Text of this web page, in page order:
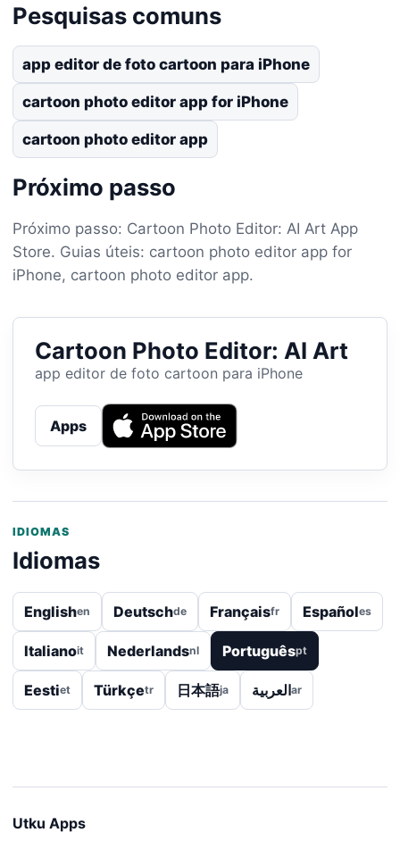
Pesquisas comuns
app editor de foto cartoon para iPhone
cartoon photo editor app for iPhone
cartoon photo editor app
Próximo passo
Próximo passo: Cartoon Photo Editor: AI Art App
Store. Guias úteis: cartoon photo editor app for
iPhone, cartoon photo editor app.
Cartoon Photo Editor: AI Art
app editor de foto cartoon para iPhone
Apps
IDIOMAS
Idiomas
Englishen Deutschde Françaisfr Españoles
Italianoit Nederlandsnl Portuguêspt
Eestiet Türkçetr 日本語ja العربيةar
Utku Apps